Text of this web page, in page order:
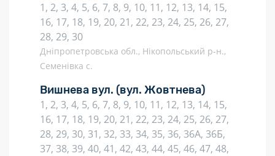
1, 2, 3, 4, 5, 6, 7, 8, 9, 10, 11, 12, 13, 14, 15,
16, 17, 18, 19, 20, 21, 22, 23, 24, 25, 26, 27,
28, 29, 30
Дніпропетровська обл., Нікопольський р-н.,
Семенівка с.
Вишнева вул. (вул. Жовтнева)
1, 2, 3, 4, 5, 6, 7, 8, 9, 10, 11, 12, 13, 14, 15,
16, 17, 18, 19, 20, 21, 22, 23, 24, 25, 26, 27,
28, 29, 30, 31, 32, 33, 34, 35, 36, 36А, 36Б,
37, 38, 39, 40, 41, 42, 43, 44, 45, 46, 47, 48,